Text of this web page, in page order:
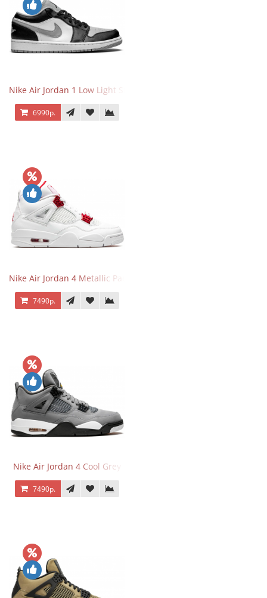
Nike Air Jordan 1 Low Light Smoke Grey
6990р.
Nike Air Jordan 4 Metallic Pack University Red
7490р.
Nike Air Jordan 4 Cool Grey
7490р.